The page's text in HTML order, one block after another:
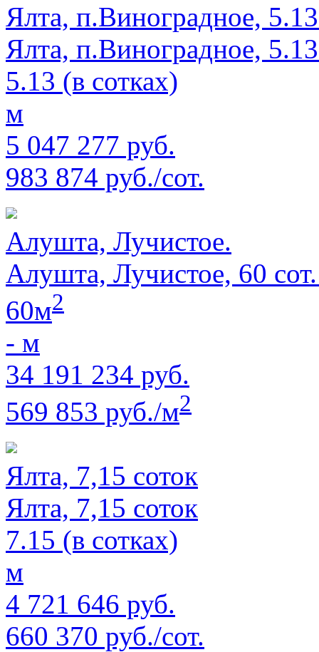
Ялта, п.Виноградное,
Ялта, п.Виноградное,
5.13 (в сотках)
м
5 047 277 руб.
983 874 руб./сот.
Алушта, Лучистое.
Алушта, Лучистое, 60
60м2
- м
34 191 234 руб.
569 853 руб./м2
Ялта, 7,15 соток
Ялта, 7,15 соток
7.15 (в сотках)
м
4 721 646 руб.
660 370 руб./сот.